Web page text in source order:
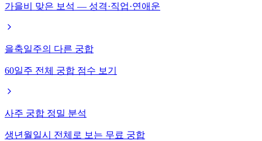
가을비 맞은 보석 — 성격·직업·연애운
을축일주의 다른 궁합
60일주 전체 궁합 점수 보기
사주 궁합 정밀 분석
생년월일시 전체로 보는 무료 궁합